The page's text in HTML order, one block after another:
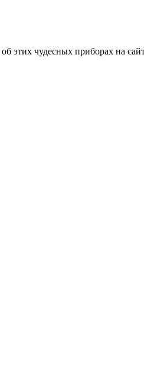
чудесных приборах на